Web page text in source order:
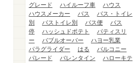
グレード
ハイルーフ車
ハウス
ハウスメーカー
バス
バス・トイレ
別
バストイレ別 バス便
バス
停
ハッシュドポテト
パティスリ
ー
バブルオーバー
ハヨー乳業
パラグライダー
はる
バルコニー
パレード
バレンタイン
ハローキテ